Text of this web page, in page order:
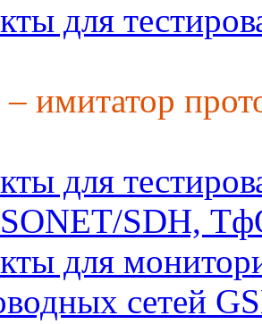
для
имитатор
для
SDH,
для
сетей